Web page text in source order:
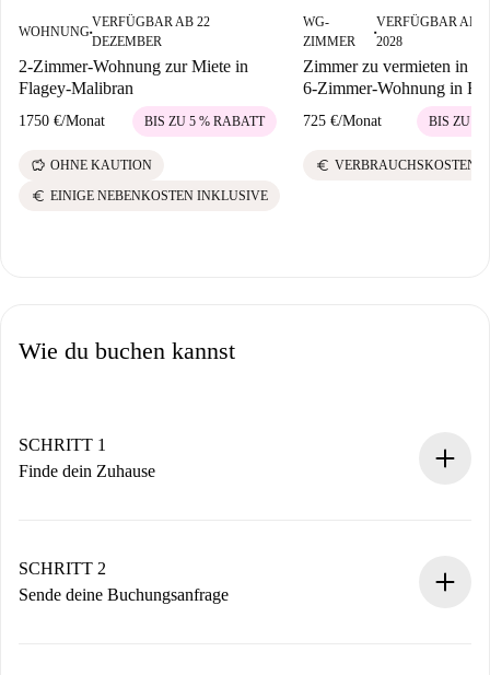
WOHNUNG■
VERFÜGBAR AB 22
DEZEMBER
2-Zimmer-Wohnung zur Miete in
Flagey-Malibran
1750 €/Monat BIS ZU 5 % RABATT
savings OHNE KAUTION
euro EINIGE NEBENKOSTEN INKLUSIVE
WG-
ZIMMER
■
VERFÜGBAR AB
2028
Zimmer zu vermieten in
6-Zimmer-Wohnung in
725 €/Monat BIS ZU 5
euro VERBRAUCHSKOSTEN
Wie du buchen kannst
SCHRITT 1
Finde dein Zuhause
Du erhältst alle notwendigen Informationen im Voraus.
SCHRITT 2
Sende deine Buchungsanfrage